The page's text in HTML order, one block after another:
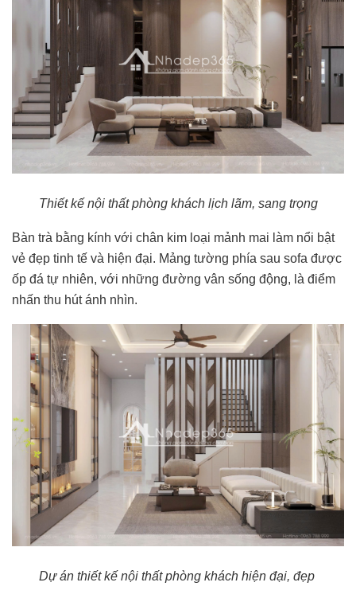
Thiết kế nội thất phòng khách lịch lãm, sang trọng
Bàn trà bằng kính với chân kim loại mảnh mai làm nổi bật
vẻ đẹp tinh tế và hiện đại. Mảng tường phía sau sofa được
ốp đá tự nhiên, với những đường vân sống động, là điểm
nhấn thu hút ánh nhìn.
Dự án thiết kế nội thất phòng khách hiện đại, đẹp